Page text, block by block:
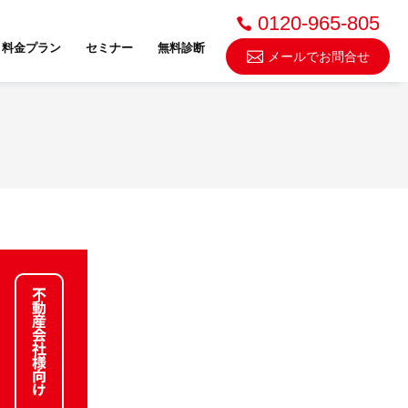
ドゥ
料金プラン セミナー 無料診断
0120-965-805
メールでお問合せ